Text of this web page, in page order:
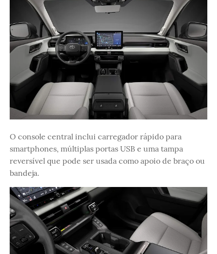
O console central inclui carregador rápido para
smartphones, múltiplas portas USB e uma tampa
reversível que pode ser usada como apoio de braço ou
bandeja.